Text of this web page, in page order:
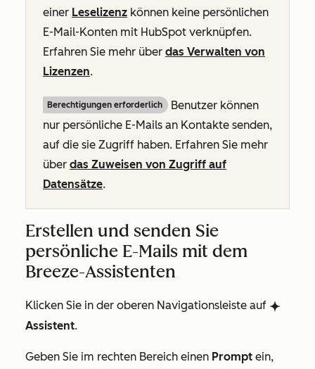
einer Leselizenz können keine persönlichen
E-Mail-Konten mit HubSpot verknüpfen.
Erfahren Sie mehr über das Verwalten von
Lizenzen.
Berechtigungen erforderlich
Benutzer können
nur persönliche E-Mails an Kontakte senden,
auf die sie Zugriff haben. Erfahren Sie mehr
über das Zuweisen von Zugriff auf
Datensätze.
Erstellen und senden Sie
persönliche E-Mails mit dem
Breeze-Assistenten
Klicken Sie in der oberen Navigationsleiste auf breezeSingleStarIcon
Assistent.
Geben Sie im rechten Bereich einen Prompt ein,